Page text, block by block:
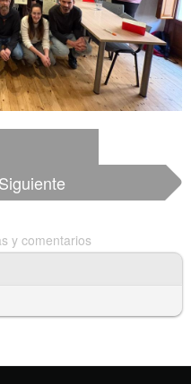
Siguiente
y comentarios